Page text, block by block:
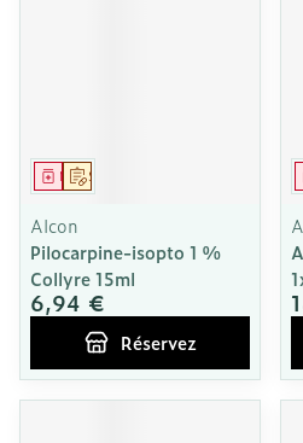
Sur prescription
Médicament
Alcon
Pilocarpine-isopto 1 %
Collyre 15ml
6,94 €
Réservez